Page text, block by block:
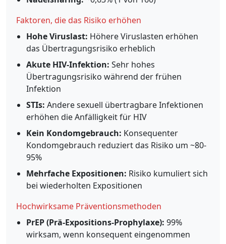
Faktoren, die das Risiko erhöhen
Hohe Viruslast: Höhere Viruslasten erhöhen
das Übertragungsrisiko erheblich
Akute HIV-Infektion: Sehr hohes
Übertragungsrisiko während der frühen
Infektion
STIs: Andere sexuell übertragbare Infektionen
erhöhen die Anfälligkeit für HIV
Kein Kondomgebrauch: Konsequenter
Kondomgebrauch reduziert das Risiko um ~80-
95%
Mehrfache Expositionen: Risiko kumuliert sich
bei wiederholten Expositionen
Hochwirksame Präventionsmethoden
PrEP (Prä-Expositions-Prophylaxe): 99%
wirksam, wenn konsequent eingenommen